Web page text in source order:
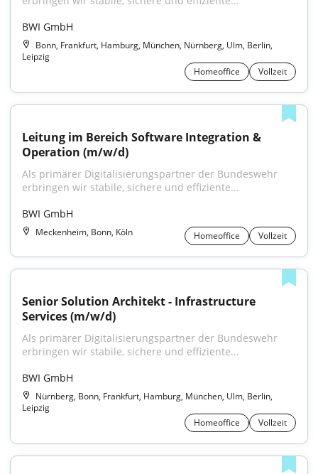
BWI GmbH
Bonn, Frankfurt, Hamburg, München, Nürnberg, Ulm, Berlin,
Leipzig
Homeoffice
Vollzeit
Leitung im Bereich Software Integration &
Operation (m/w/d)
Als primärer Digitalisierungspartner der Bundeswehr
erbringen wir stabile, sichere und effiziente...
BWI GmbH
Meckenheim, Bonn, Köln Homeoffice Vollzeit
Senior Solution Architekt - Infrastructure
Services (m/w/d)
Als primärer Digitalisierungspartner der Bundeswehr
erbringen wir stabile, sichere und effiziente...
BWI GmbH
Nürnberg, Bonn, Frankfurt, Hamburg, München, Ulm, Berlin,
Leipzig
Homeoffice
Vollzeit